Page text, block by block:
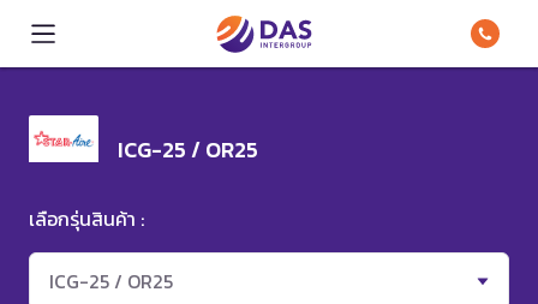
ICG-25 / OR25
เลือกรุ่นสินค้า :
ICG-25 / OR25